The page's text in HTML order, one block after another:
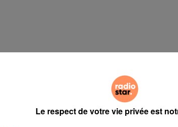
Le respect de votre vie privée est